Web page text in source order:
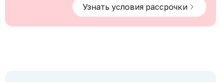
Узнать условия рассрочки